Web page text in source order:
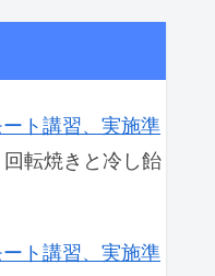
ート講習、実施準
回転焼きと冷し飴
ート講習、実施準